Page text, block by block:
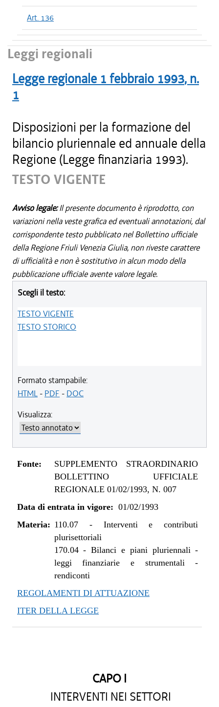
Art. 136
Leggi regionali
Legge regionale 1 febbraio 1993, n.
1
Disposizioni per la formazione del
bilancio pluriennale ed annuale della
Regione (Legge finanziaria 1993).
TESTO VIGENTE
Avviso legale:Il presente documento è riprodotto, con
variazioni nella veste grafica ed eventuali annotazioni, dal
corrispondente testo pubblicato nel Bollettino ufficiale
della Regione Friuli Venezia Giulia, non riveste carattere
di ufficialità e non è sostitutivo in alcun modo della
pubblicazione ufficiale avente valore legale.
Scegli il testo:
TESTO VIGENTE
TESTO STORICO
Formato stampabile:
HTML- PDF - DOC
Visualizza:
Fonte:
SUPPLEMENTO STRAORDINARIO
BOLLETTINO UFFICIALE
REGIONALE 01/02/1993, N. 007
Data di entrata in vigore: 01/02/1993
Materia: 110.07- Interventi e contributi
plurisettoriali
170.04-Bilanci e piani pluriennali -
leggi finanziarie e strumentali -
rendiconti
REGOLAMENTI DI ATTUAZIONE
ITER DELLA LEGGE
CAPO I
INTERVENTI NEI SETTORI